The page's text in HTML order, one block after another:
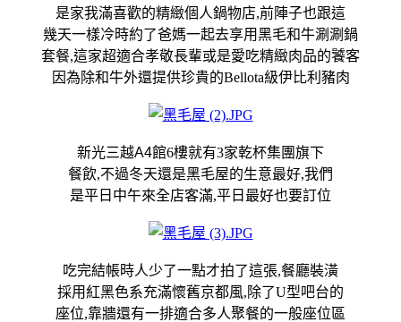
是家我滿喜歡的精緻個人鍋物店,前陣子也跟這
幾天一樣冷時約了爸媽一起去享用黑毛和牛涮涮鍋
套餐,這家超適合孝敬長輩或是愛吃精緻肉品的饕客
因為除和牛外還提供珍貴的Bellota級伊比利豬肉
新光三越A4館6樓就有3家乾杯集團旗下
餐飲,不過冬天還是黑毛屋的生意最好,我們
是平日中午來全店客滿,平日最好也要訂位
吃完結帳時人少了一點才拍了這張,餐廳裝潢
採用紅黑色系充滿懷舊京都風,除了U型吧台的
座位,靠牆還有一排適合多人聚餐的一般座位區